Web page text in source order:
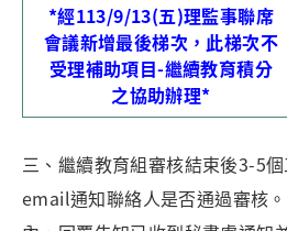
*經113/9/13(五)理監事聯席
會議新增最後梯次，此梯次不
受理補助項目-繼續教育積分
之協助辦理*
三、繼續教育組審核結束後3-5
email通知聯絡人是否通過審核